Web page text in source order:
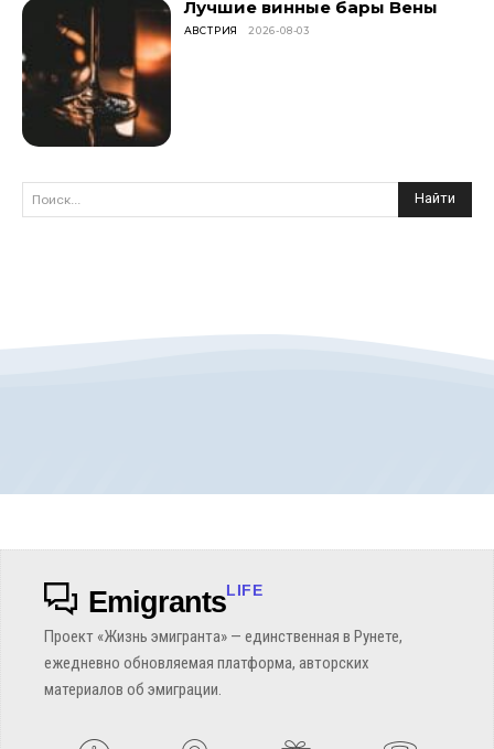
Лучшие винные бары Вены
АВСТРИЯ 2026-08-03
Поиск... Найти
EmigrantsLIFE
Проект «Жизнь эмигранта» — единственная в Рунете,
ежедневно обновляемая платформа, авторских
материалов об эмиграции.